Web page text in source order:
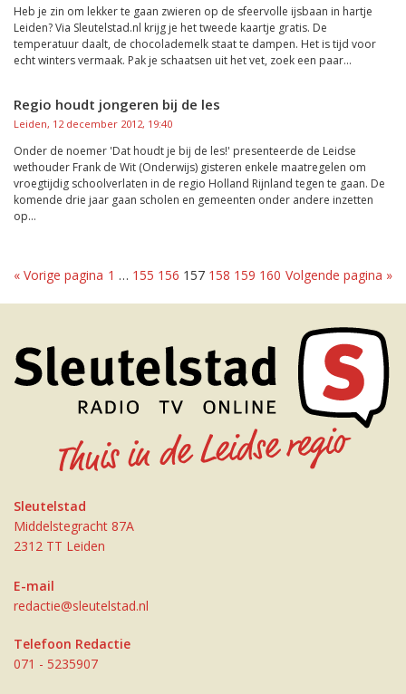
Heb je zin om lekker te gaan zwieren op de sfeervolle ijsbaan in hartje
Leiden? Via Sleutelstad.nl krijg je het tweede kaartje gratis. De
temperatuur daalt, de chocolademelk staat te dampen. Het is tijd voor
echt winters vermaak. Pak je schaatsen uit het vet, zoek een paar...
Regio houdt jongeren bij de les
Leiden, 12 december 2012, 19:40
Onder de noemer 'Dat houdt je bij de les!' presenteerde de Leidse
wethouder Frank de Wit (Onderwijs) gisteren enkele maatregelen om
vroegtijdig schoolverlaten in de regio Holland Rijnland tegen te gaan. De
komende drie jaar gaan scholen en gemeenten onder andere inzetten
op...
« Vorige pagina 1 … 155 156 157 158 159 160 Volgende pagina »
Sleutelstad
Middelstegracht 87A
2312 TT Leiden
E-mail
redactie@sleutelstad.nl
Telefoon Redactie
071 - 5235907